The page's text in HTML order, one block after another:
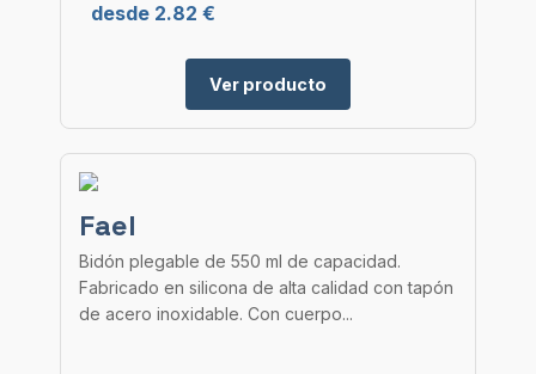
desde 2.82 €
Ver producto
Fael
Bidón plegable de 550 ml de capacidad.
Fabricado en silicona de alta calidad con tapón
de acero inoxidable. Con cuerpo...